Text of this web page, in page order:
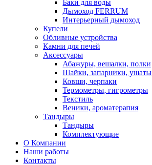
Баки для воды
Дымоход FERRUM
Интерьерный дымоход
Купели
Обливные устройства
Камни для печей
Аксессуары
Абажуры, вешалки, полки
Шайки, запарники, ушаты
Ковши, черпаки
Термометры, гигрометры
Текстиль
Веники, ароматерапия
Тандыры
Тандыры
Комплектующие
О Компании
Наши работы
Контакты